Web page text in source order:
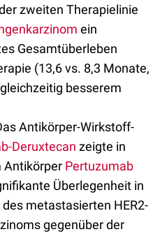
zweiten Therapielinie
ein
Gesamtüberleben
(13,6 vs. 8,3 Monate,
besserem
Antikörper-Wirkstoff-
Deruxtecan zeigte in
Antikörper Pertuzumab
Überlegenheit in
metastasierten HER2-
gegenüber der